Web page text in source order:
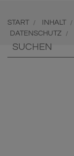
START / INHALT /
DATENSCHUTZ /